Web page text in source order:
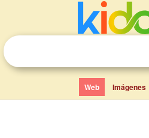
Web Imágenes